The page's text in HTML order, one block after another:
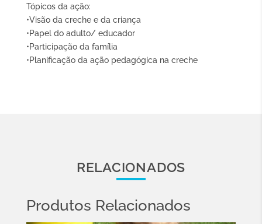
Tópicos da ação:
•Visão da creche e da criança
•Papel do adulto/ educador
•Participação da família
•Planificação da ação pedagógica na creche
RELACIONADOS
Produtos Relacionados